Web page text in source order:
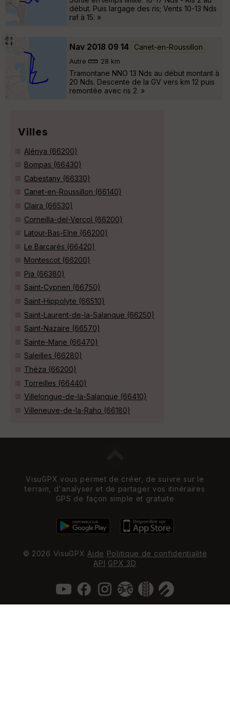
début. Puis largage des ris; Vents 10-13 Nds
raf à 15. »
Nav 2018 09 14 Canet-en-Roussillon
Autre 28 km
Tramontane NNO 13 Nds au début montant à
20 Nds. Descente de la GV vers km 12 puis
remontée avec ris 2. »
Villes
Alénya (66200)
Bompas (66430)
Cabestany (66330)
Canet-en-Roussillon (66140)
Claira (66530)
Corneilla-del-Vercol (66200)
Latour-Bas-Elne (66200)
Le Barcarès (66420)
Montescot (66200)
Pia (66380)
Saint-Cyprien (66750)
Saint-Hippolyte (66510)
Saint-Laurent-de-la-Salanque (66250)
Saint-Nazaire (66570)
Sainte-Marie (66470)
Saleilles (66280)
Théza (66200)
Torreilles (66440)
Villelongue-de-la-Salanque (66410)
Villeneuve-de-la-Raho (66180)
VisuGPX vous permet de créer, de suivre sur le
terrain, d'analyser et de partager vos itinéraires
GPS de façon simple et gratuite
© 2026 VisuGPX Aide Politique de confidentialité
API GPX 3D